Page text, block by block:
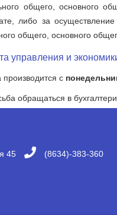
общего, основного
либо за
общего, основного
управления и
производится с
обращаться в
45 (8634)-383-360